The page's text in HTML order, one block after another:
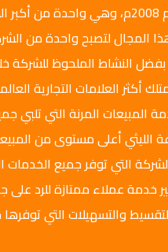
تأسست شركة الليثي أوتو جروب عام 2008م، وهي
المجال لتصبح واحدة من
بفضل النشاط الملحوظ للشركة
أكثر العلامات التجارية
المبيعات المرنة التي تلبي
الليثي أعلى مستوى من
التي توفر جميع الخدمات
خدمة عملاء ممتازة للرد على
والتسهيلات التي